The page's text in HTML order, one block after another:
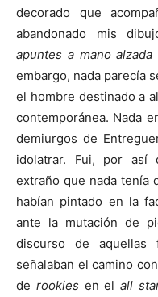
decorado que
abandonado mis
apuntes a mano alzada
embargo, nada parecía
el hombre destinado a
contemporánea. Nada
demiurgos de
idolatrar. Fui, por así
extraño que nada tenía
habían pintado en la
ante la mutación de
discurso de aquellas
señalaban el camino
de rookies en elall